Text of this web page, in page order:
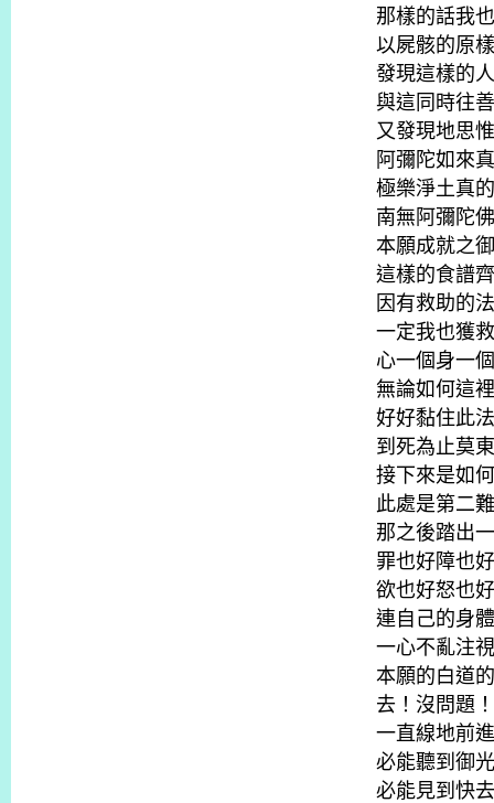
那樣的話我
以屍骸的原
發現這樣的
與這同時往
又發現地思惟
阿彌陀如來
極樂淨土真
南無阿彌陀
本願成就之
這樣的食譜
因有救助的法
一定我也獲
心一個身一個
無論如何這
好好黏住此法
到死為止莫
接下來是如
此處是第二
那之後踏出
罪也好障也
欲也好怒也
連自己的身
一心不亂注視
本願的白道
去！沒問題
一直線地前進
必能聽到御
必能見到快去